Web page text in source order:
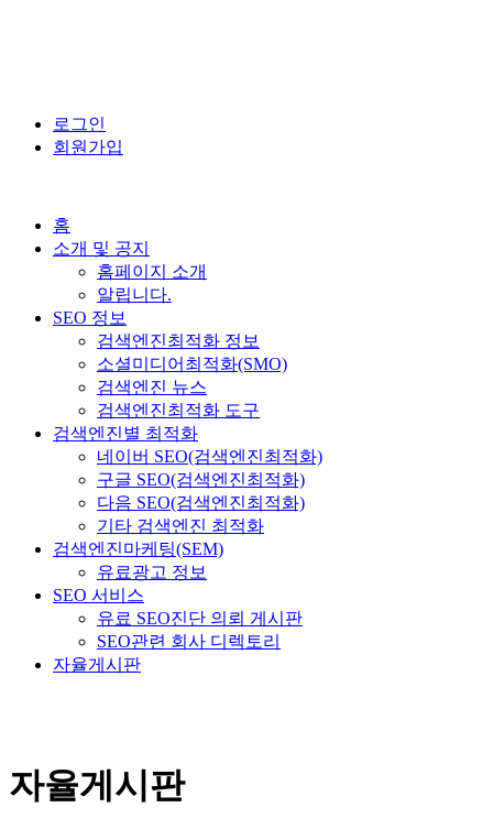
로그인
회원가입
홈
소개 및 공지
홈페이지 소개
알립니다.
SEO 정보
검색엔진최적화 정보
소셜미디어최적화(SMO)
검색엔진 뉴스
검색엔진최적화 도구
검색엔진별 최적화
네이버 SEO(검색엔진최적화)
구글 SEO(검색엔진최적화)
다음 SEO(검색엔진최적화)
기타 검색엔진 최적화
검색엔진마케팅(SEM)
유료광고 정보
SEO 서비스
유료 SEO진단 의뢰 게시판
SEO관련 회사 디렉토리
자율게시판
자율게시판